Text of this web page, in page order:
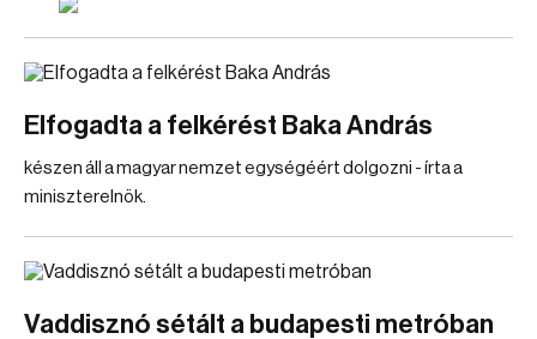
Elfogadta a felkérést Baka András
készen áll a magyar nemzet egységéért dolgozni - írta a
miniszterelnök.
Vaddisznó sétált a budapesti metróban